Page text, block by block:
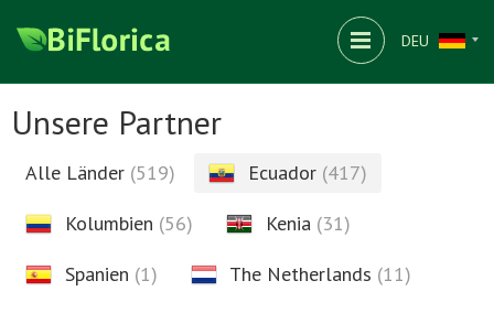
DEU
Unsere Partner
Alle Länder (519) Ecuador (417)
Kolumbien (56) Kenia (31)
Spanien (1) The Netherlands (11)